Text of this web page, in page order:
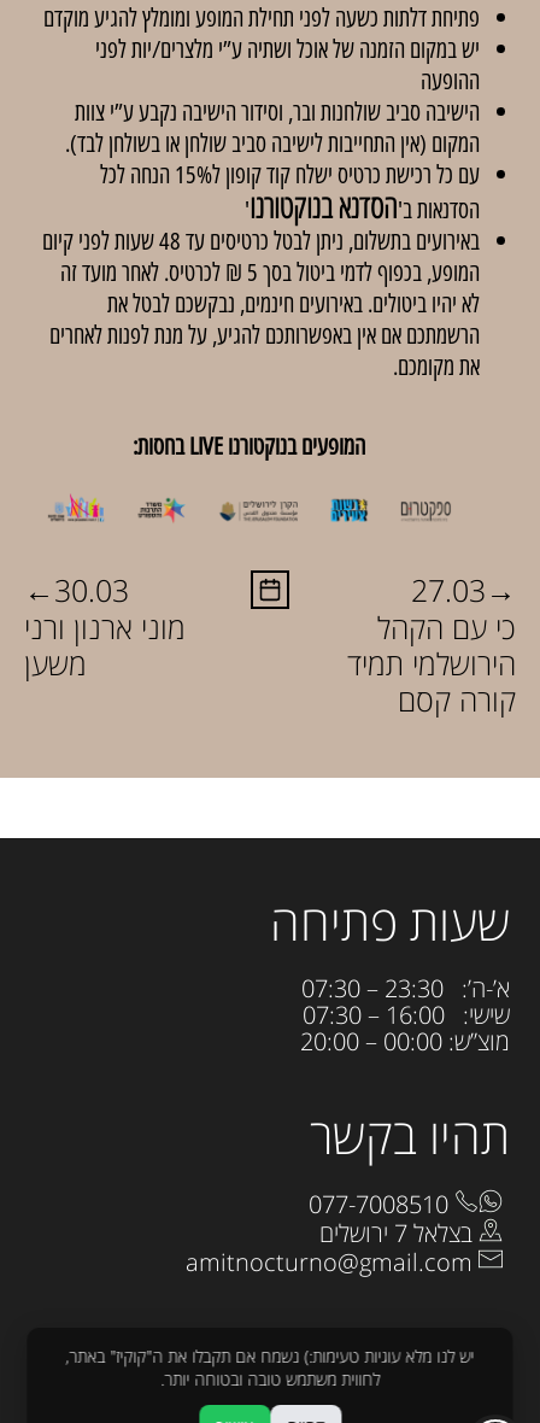
פתיחת דלתות כשעה לפני תחילת המופע ומומלץ להגיע מוקדם
יש במקום הזמנה של אוכל ושתיה ע”י מלצרים/יות לפני
ההופעה
הישיבה סביב שולחנות ובר, וסידור הישיבה נקבע ע”י צוות
המקום (אין התחייבות לישיבה סביב שולחן או בשולחן לבד).
עם כל רכישת כרטיס ישלח קוד קופון ל15% הנחה לכל
הסדנאות ב'הסדנא בנוקטורנו'
באירועים בתשלום, ניתן לבטל כרטיסים עד 48 שעות לפני קיום
המופע, בכפוף לדמי ביטול בסך 5 ₪ לכרטיס. לאחר מועד זה
לא יהיו ביטולים. באירועים חינמים, נבקשכם לבטל את
הרשמתכם אם אין באפשרותכם להגיע, על מנת לפנות לאחרים
את מקומכם.
המופעים בנוקטורנו LIVE בחסות:
←30.03
מוני ארנון ורני
משען
27.03→
כי עם הקהל
הירושלמי תמיד
קורה קסם
תהיו בקשר
בצלאל 7 ירושלים
שעות פתיחה
א’-ה’: 23:30 – 07:30
שישי: 16:00 – 07:30
מוצ”ש: 00:00 – 20:00
יש לנו מלא עוגיות טעימות:) נשמח אם תקבלו את ה"קוקיז" באתר,
לחווית משתמש טובה ובטוחה יותר.